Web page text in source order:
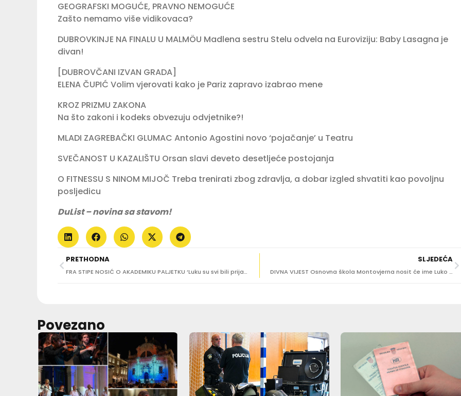
GEOGRAFSKI MOGUĆE, PRAVNO NEMOGUĆE
Zašto nemamo više vidikovaca?
DUBROVKINJE NA FINALU U MALMÖU Madlena sestru Stelu odvela na Euroviziju: Baby Lasagna je
divan!
[DUBROVČANI IZVAN GRADA]
ELENA ČUPIĆ Volim vjerovati kako je Pariz zapravo izabrao mene
KROZ PRIZMU ZAKONA
Na što zakoni i kodeks obvezuju odvjetnike?!
MLADI ZAGREBAČKI GLUMAC Antonio Agostini novo ‘pojačanje’ u Teatru
SVEČANOST U KAZALIŠTU Orsan slavi deveto desetljeće postojanja
O FITNESSU S NINOM MIJOČ Treba trenirati zbog zdravlja, a dobar izgled shvatiti kao povoljnu
posljedicu
DuList – novina sa stavom!
PRETHODNA
FRA STIPE NOSIĆ O AKADEMIKU PALJETKU ‘Luku su svi bili prijatelji’
SLJEDEĆA
DIVNA VIJEST Osnovna škola Montovjerna nosit će ime Luko Paljetak
Povezano